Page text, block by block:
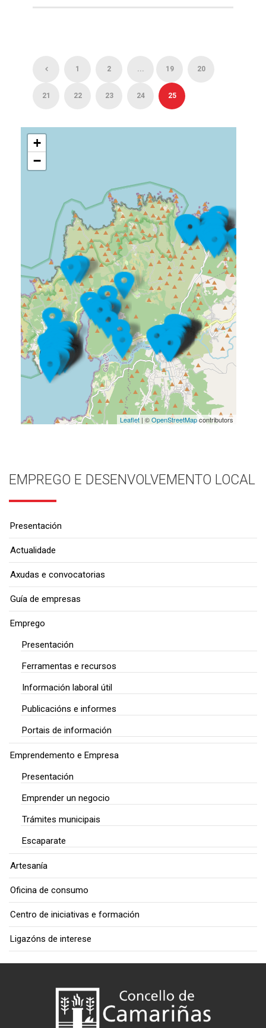
1 2 ... 19 20
21 22 23 24 25
+
−
Leaflet| ©OpenStreetMapcontributors
EMPREGO E DESENVOLVEMENTO LOCAL
Presentación
Actualidade
Axudas e convocatorias
Guía de empresas
Emprego
Presentación
Ferramentas e recursos
Información laboral útil
Publicacións e informes
Portais de información
Emprendemento e Empresa
Presentación
Emprender un negocio
Trámites municipais
Escaparate
Artesanía
Oficina de consumo
Centro de iniciativas e formación
Ligazóns de interese